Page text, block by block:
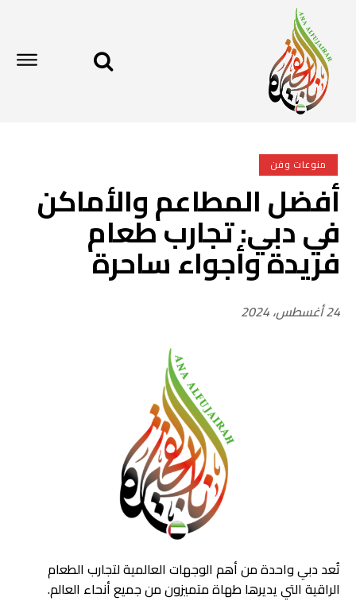
منوعات وفن
أفضل المطاعم والأماكن
في دبي: تجارب طعام
فريدة وأجواء ساحرة
24 أغسطس، 2024
تُعد دبي واحدة من أهم الوجهات العالمية لتجارب الطعام
الراقية التي يديرها طهاة متميزون من جميع أنحاء العالم.